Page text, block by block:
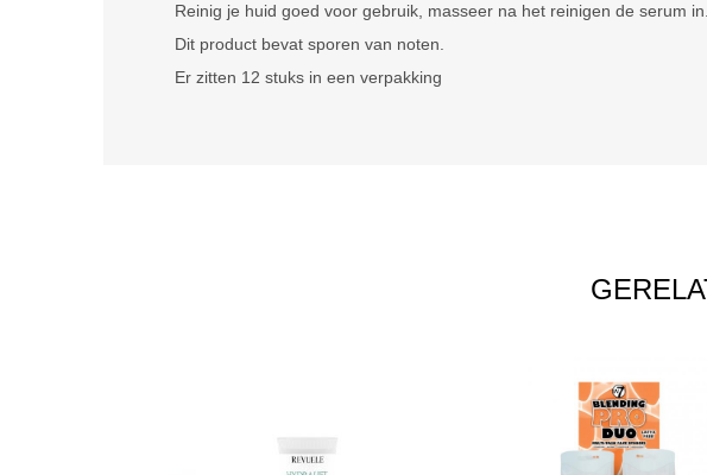
Reinig je huid goed voor gebruik, masseer na het reinigen de serum in.
Dit product bevat sporen van noten.
Er zitten 12 stuks in een verpakking